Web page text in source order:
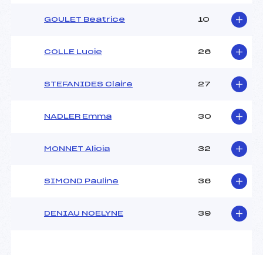
GOULET Beatrice 10
COLLE Lucie 26
STEFANIDES Claire 27
NADLER Emma 30
MONNET Alicia 32
SIMOND Pauline 36
DENIAU NOELYNE 39